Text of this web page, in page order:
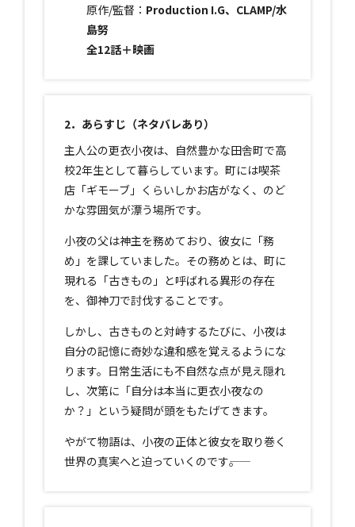
原作/監督： Production I.G、CLAMP/水
島努
全12話＋映画
2．あらすじ（ネタバレあり）
主人公の更衣小夜は、自然豊かな田舎町で高
校2年生として暮らしています。町には喫茶
店「ギモーブ」くらいしかお店がなく、のど
かな雰囲気が漂う場所です。
小夜の父は神主を務めており、彼女に「務
め」を課していました。その務めとは、町に
現れる「古きもの」と呼ばれる異形の存在
を、御神刀で討伐することです。
しかし、古きものと対峙するたびに、小夜は
自分の記憶に奇妙な違和感を覚えるようにな
ります。日常生活にも不自然な点が見え隠れ
し、次第に「自分は本当に更衣小夜なの
か？」という疑問が頭をもたげてきます。
やがて物語は、小夜の正体と彼女を取り巻く
世界の真実へと迫っていくのです――。